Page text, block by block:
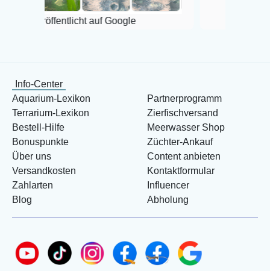
auf Google
Info-Center
Aquarium-Lexikon
Terrarium-Lexikon
Bestell-Hilfe
Bonuspunkte
Über uns
Versandkosten
Zahlarten
Blog
Partnerprogramm
Zierfischversand
Meerwasser Shop
Züchter-Ankauf
Content anbieten
Kontaktformular
Influencer
Abholung